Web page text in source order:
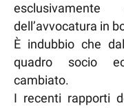
dell’avvocatura in
È indubbio che
quadro socio
cambiato.
I recenti rapporti